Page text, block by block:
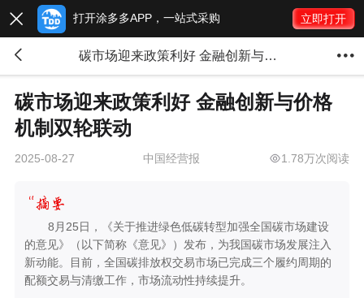
 打开涂多多APP，一站式采购 立即打开
 碳市场迎来政策利好 金融创新与价格机制双轮联动 
碳市场迎来政策利好 金融创新与价格
机制双轮联动
2025-08-27 中国经营报 1.78万次阅读
8月25日，《关于推进绿色低碳转型加强全国碳市场建设
的意见》（以下简称《意见》）发布，为我国碳市场发展注入
新动能。目前，全国碳排放权交易市场已完成三个履约周期的
配额交易与清缴工作，市场流动性持续提升。